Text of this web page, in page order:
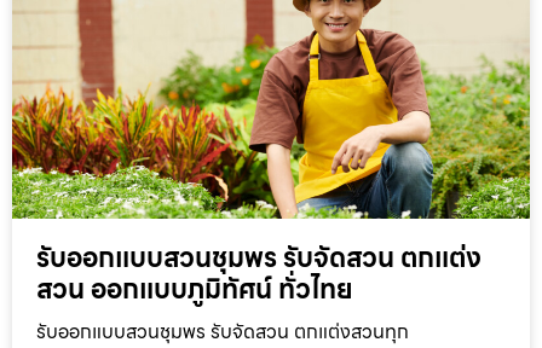
รับออกแบบสวนชุมพร รับจัดสวน ตกแต่ง
สวน ออกแบบภูมิทัศน์ ทั่วไทย
รับออกแบบสวนชุมพร รับจัดสวน ตกแต่งสวนทุก